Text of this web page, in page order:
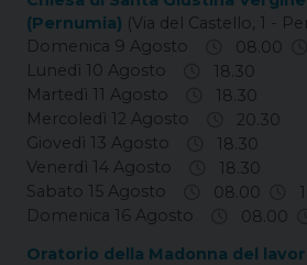
(Pernumia) (Via del Castello, 1 -
Domenica 9 Agosto
08.00
Lunedì 10 Agosto
18.30
Martedì 11 Agosto
18.30
Mercoledì 12 Agosto
20.30
Giovedì 13 Agosto
18.30
Venerdì 14 Agosto
18.30
Sabato 15 Agosto
08.00
Domenica 16 Agosto
08.00
Oratorio della Madonna del